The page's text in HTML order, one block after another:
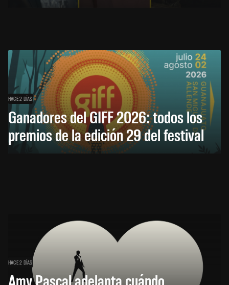
HACE 2 DÍAS
Ganadores del GIFF 2026: todos los
premios de la edición 29 del festival
HACE 2 DÍAS
Amy Pascal adelanta cuándo